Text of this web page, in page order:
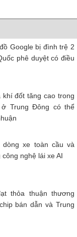
Google bị đình trệ 2
phê duyệt có điều
khí đốt tăng cao trong
Trung Đông có thể
dòng xe toàn cầu và
nghệ lái xe AI
thỏa thuận thương
bán dẫn và Trung